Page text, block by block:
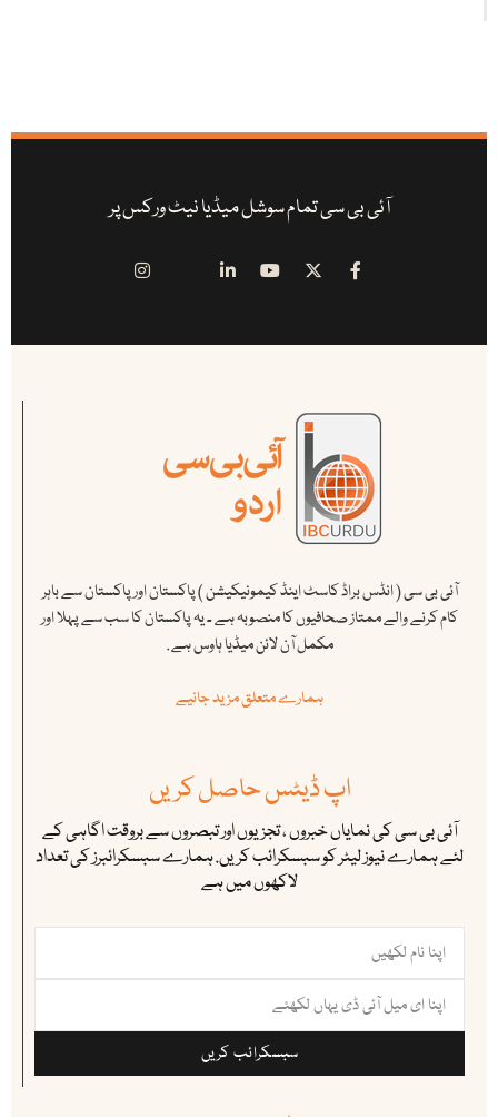
آئی بی سی تمام سوشل میڈیا نیٹ ورکس پر
آئی بی سی ( انڈس براڈ کاسٹ اینڈ کیمونیکیشن ) پاکستان اور پاکستان سے باہر
کام کرنے والے ممتاز صحافیوں کا منصوبہ ہے ۔ یہ پاکستان کا سب سے پہلا اور
مکمل آن لائن میڈیا ہاوس ہے .
ہمارے متعلق مزید جانیے
اپ ڈیٹس حاصل کریں
آئی بی سی کی نمایاں خبروں ، تجزیوں اور تبصروں سے بروقت اگاہی کے
لئے ہمارے نیوز لیٹر کو سبسکرائب کریں. ہمارے سبسکرائبرز کی تعداد
لاکھوں میں ہے
سبسکرائب کریں